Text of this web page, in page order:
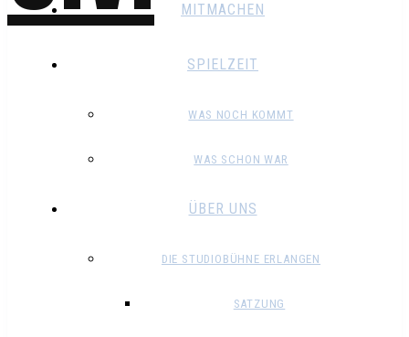
MITMACHEN
SPIELZEIT
WAS NOCH KOMMT
WAS SCHON WAR
ÜBER UNS
DIE STUDIOBÜHNE ERLANGEN
SATZUNG